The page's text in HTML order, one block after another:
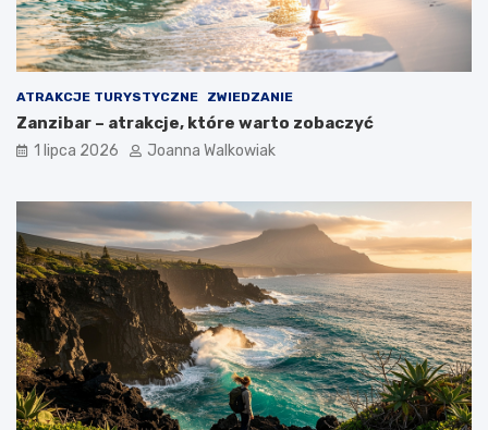
ATRAKCJE TURYSTYCZNE ZWIEDZANIE
Zanzibar – atrakcje, które warto zobaczyć
1 lipca 2026 Joanna Walkowiak